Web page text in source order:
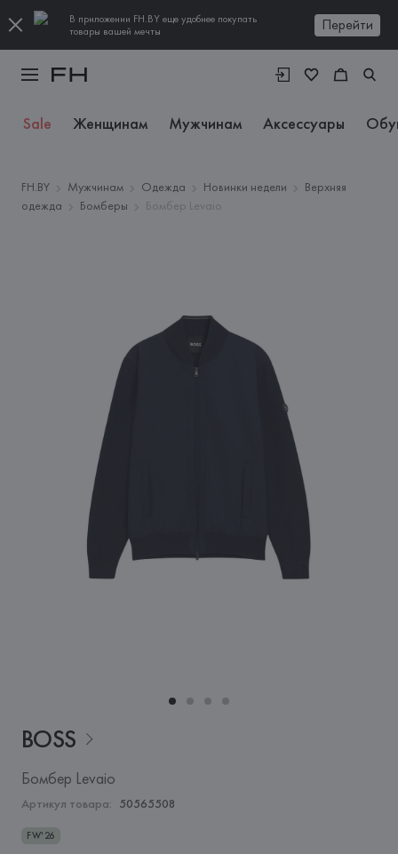
В приложении FH.BY еще удобнее покупать
товары вашей мечты
Перейти
Sale Женщинам Мужчинам Аксессуары
FH.BY Мужчинам Одежда Новинки недели
Верхняя
одежда
Бомберы Бомбер Levaio
BOSS
Бомбер Levaio
Артикул товара: 50565508
FW'26